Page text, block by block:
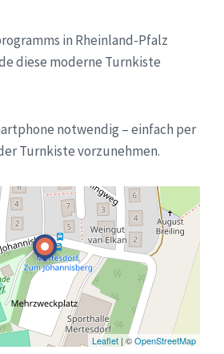
in Rheinland-Pfalz
diese moderne Turnkiste
notwendig – einfach per
Turnkiste vorzunehmen.
Leaflet | ©OpenStreetMap